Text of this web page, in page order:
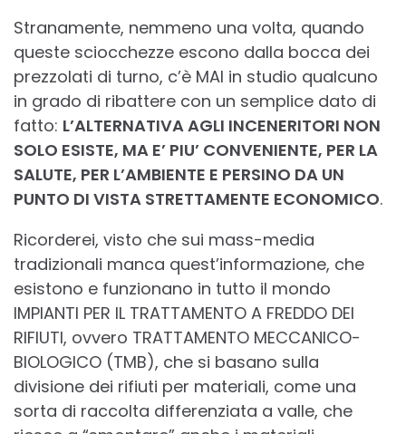
Stranamente, nemmeno una volta, quando
queste sciocchezze escono dalla bocca dei
prezzolati di turno, c’è MAI in studio qualcuno
in grado di ribattere con un semplice dato di
fatto: L’ALTERNATIVA AGLI INCENERITORI NON
SOLO ESISTE, MA E’ PIU’ CONVENIENTE, PER LA
SALUTE, PER L’AMBIENTE E PERSINO DA UN
PUNTO DI VISTA STRETTAMENTE ECONOMICO.
Ricorderei, visto che sui mass-media
tradizionali manca quest’informazione, che
esistono e funzionano in tutto il mondo
IMPIANTI PER IL TRATTAMENTO A FREDDO DEI
RIFIUTI, ovvero TRATTAMENTO MECCANICO-
BIOLOGICO (TMB), che si basano sulla
divisione dei rifiuti per materiali, come una
sorta di raccolta differenziata a valle, che